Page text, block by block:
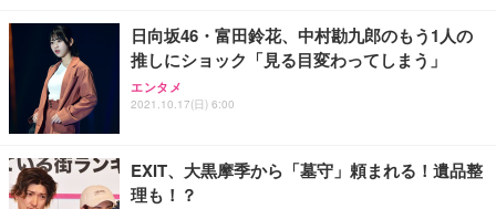
日向坂46・富田鈴花、中村勘九郎のもう1人の
推しにショック「見る目変わってしまう」
エンタメ
2021.10.17(日) 6:00
EXIT、大黒摩季から「墓守」頼まれる！遺品整
理も！？